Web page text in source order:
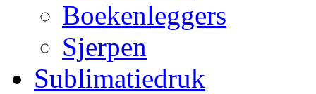
Boekenleggers
Sjerpen
Sublimatiedruk